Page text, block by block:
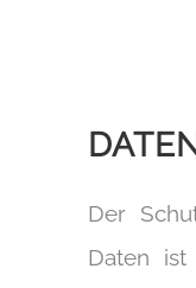
Der
Daten